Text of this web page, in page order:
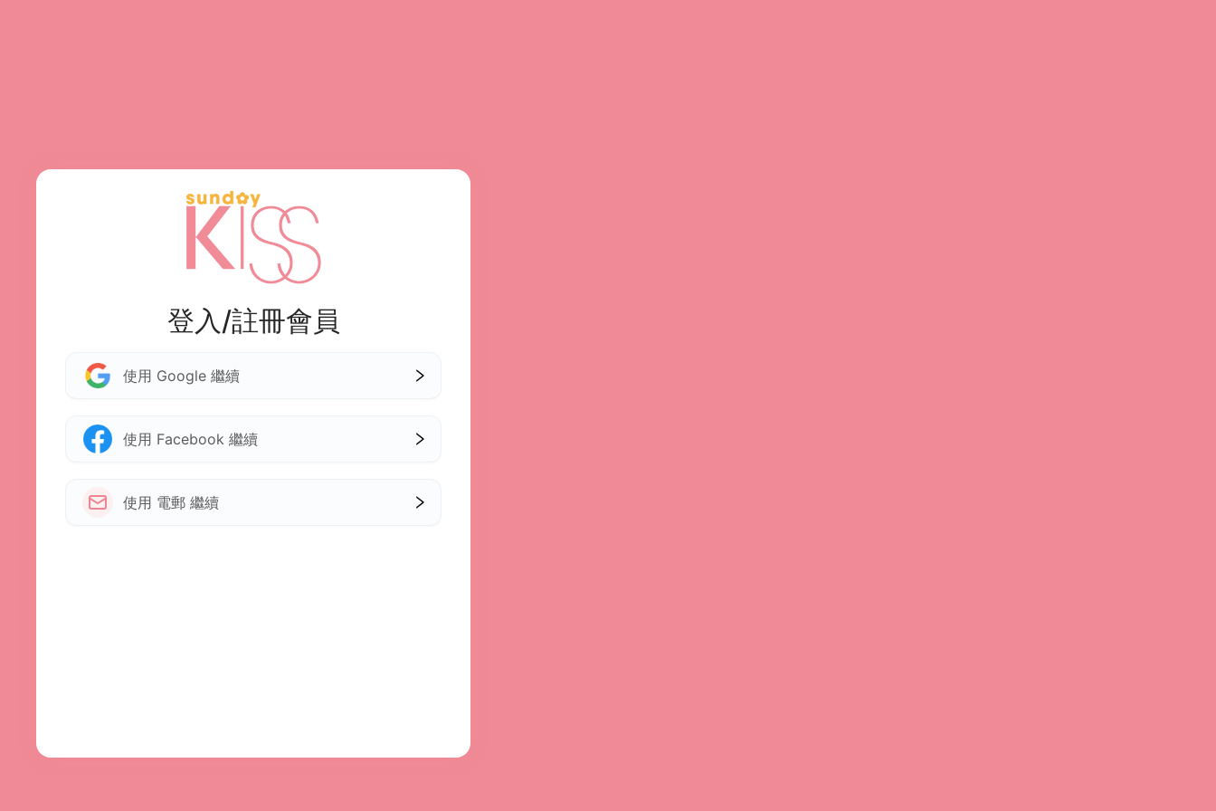
登入/註冊會員
使用 Google 繼續
使用 Facebook 繼續
使用 電郵 繼續